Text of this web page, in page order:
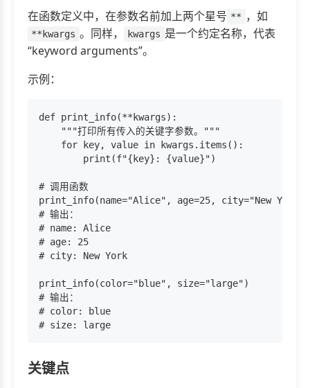
在函数定义中，在参数名前加上两个星号 ** ，如
**kwargs 。同样， kwargs 是一个约定名称，代表
“keyword arguments”。
示例：
def print_info(**kwargs):
    """打印所有传入的关键字参数。"""
    for key, value in kwargs.items():
        print(f"{key}: {value}")
# 调用函数
print_info(name="Alice", age=25, city="New York")
# 输出：
# name: Alice
# age: 25
# city: New York
print_info(color="blue", size="large")
# 输出：
# color: blue
关键点